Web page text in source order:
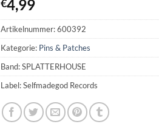
€4,99
Artikelnummer:600392
Kategorie: Pins & Patches
Band: SPLATTERHOUSE
Label: Selfmadegod Records